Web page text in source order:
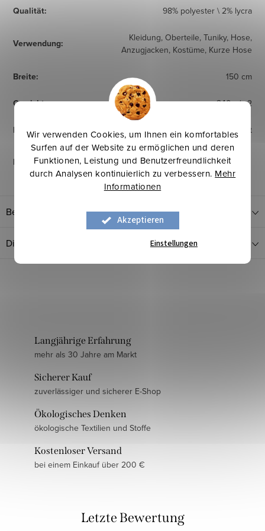
Wir verwenden Cookies, um Ihnen ein komfortables
Surfen auf der Website zu ermöglichen und deren
Funktionen, Leistung und Benutzerfreundlichkeit
durch Analysen kontinuierlich zu verbessern. Mehr
Informationen
Akzeptieren
Einstellungen
Qualität: 98% polyester \ 2% lycra
Verwendung:
Kleidung, Oberteile, Tuniky, Hose,
Anzugjacken, Kostüme, Kurze Hose
Breite: 150 cm
Gewicht: 240 g/m2
Herkunftsland: Egypt
Pflegehinweise:
Bewertung
Diskussion
Langjährige Erfahrung
mehr als 30 Jahre am Markt
Sicherer Kauf
zuverlässiger und sicherer E-Shop
Ökologisches Denken
ökologische Textilien und Stoffe
Kostenloser Versand
bei einem Einkauf über 200 €
Letzte Bewertung